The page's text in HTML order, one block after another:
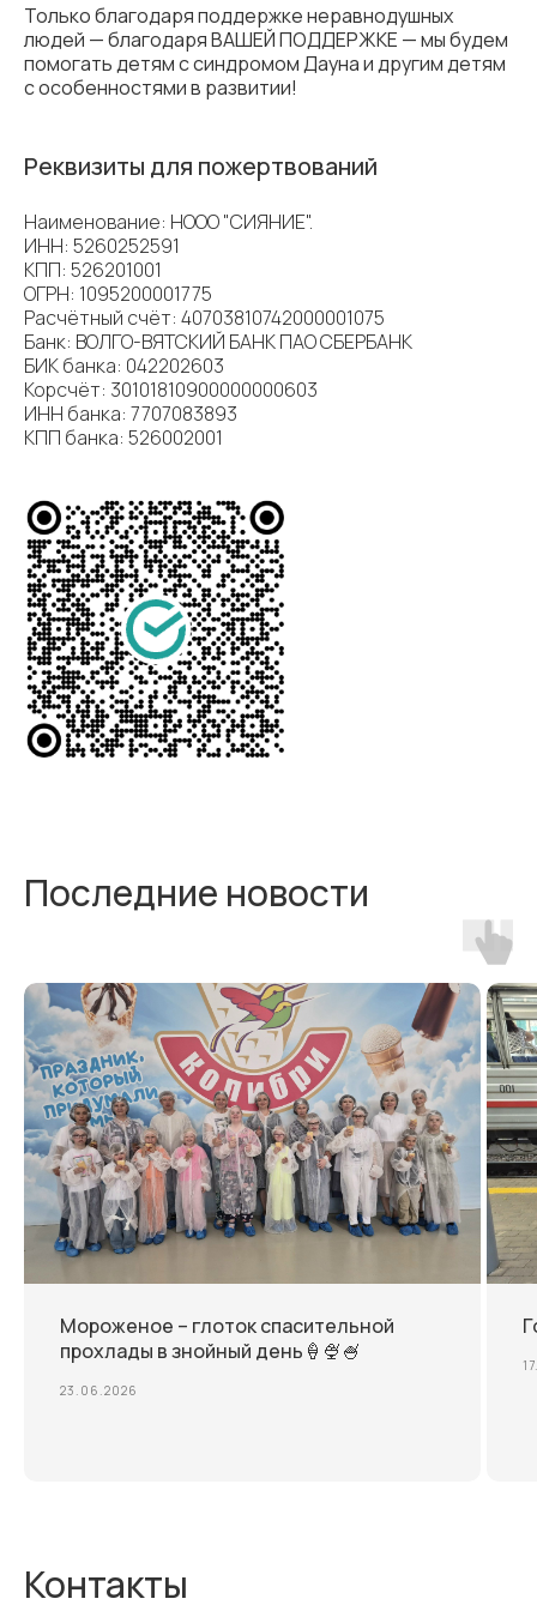
Только благодаря поддержке неравнодушных
людей — благодаря ВАШЕЙ ПОДДЕРЖКЕ — мы будем
помогать детям с синдромом Дауна и другим детям
с особенностями в развитии!
Реквизиты для пожертвований
Наименование: НООО "СИЯНИЕ".
ИНН: 5260252591
КПП: 526201001
ОГРН: 1095200001775
Расчётный счёт: 40703810742000001075
Банк: ВОЛГО-ВЯТСКИЙ БАНК ПАО СБЕРБАНК
БИК банка: 042202603
Корсчёт: 30101810900000000603
ИНН банка: 7707083893
КПП банка: 526002001
Последние новости
Мороженое – глоток спасительной
прохлады в знойный день🍦🍨🍧
23.06.2026
Контакты